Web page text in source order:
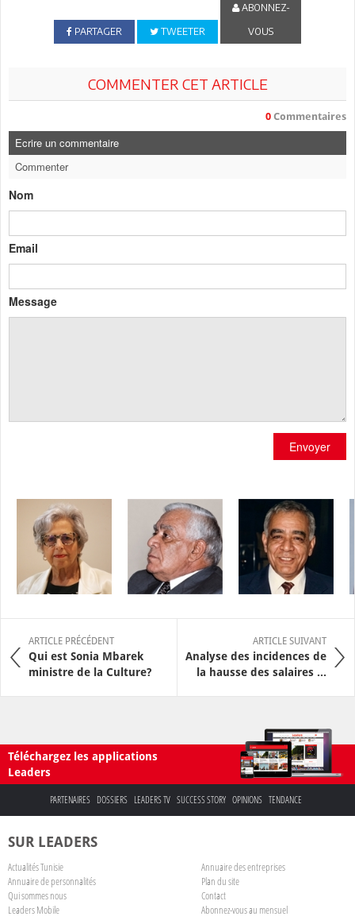
PARTAGER TWEETER
ABONNEZ-
VOUS
COMMENTER CET ARTICLE
0 Commentaires
Ecrire un commentaire
Commenter
Nom
Email
Message
Envoyer
ARTICLE PRÉCÉDENT
Qui est Sonia Mbarek
ministre de la Culture?
ARTICLE SUIVANT
Analyse des incidences de
la hausse des salaires ...
Téléchargez les applications
Leaders
PARTENAIRES DOSSIERS LEADERS TV SUCCESS STORY OPINIONS TENDANCE
SUR LEADERS
Actualités Tunisie
Annuaire des entreprises
Annuaire de personnalités
Plan du site
Qui sommes nous
Contact
Leaders Mobile
Abonnez-vous au mensuel